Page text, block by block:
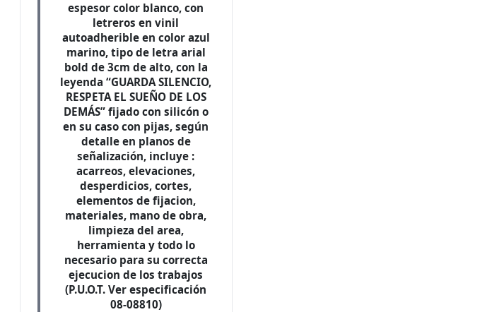
espesor color blanco, con
letreros en vinil
autoadherible en color azul
marino, tipo de letra arial
bold de 3cm de alto, con la
leyenda “GUARDA SILENCIO,
RESPETA EL SUEÑO DE LOS
DEMÁS” fijado con silicón o
en su caso con pijas, según
detalle en planos de
señalización, incluye :
acarreos, elevaciones,
desperdicios, cortes,
elementos de fijacion,
materiales, mano de obra,
limpieza del area,
herramienta y todo lo
necesario para su correcta
ejecucion de los trabajos
(P.U.O.T. Ver especificación
08-08810)